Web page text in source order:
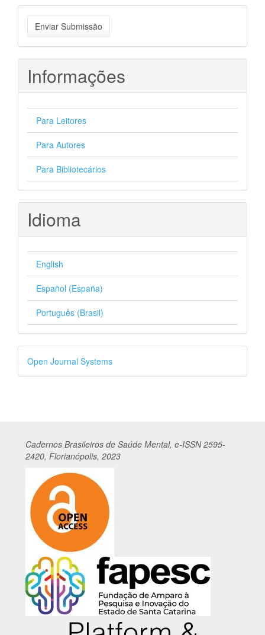
Enviar
Submissão
Enviar Submissão
Informações
Para Leitores
Para Autores
Para Bibliotecários
Idioma
English
Español (España)
Português (Brasil)
Desenvolvido
por
Open Journal Systems
Cadernos Brasileiros de Saúde Mental, e-ISSN 2595-
2420, Florianópolis, 2023